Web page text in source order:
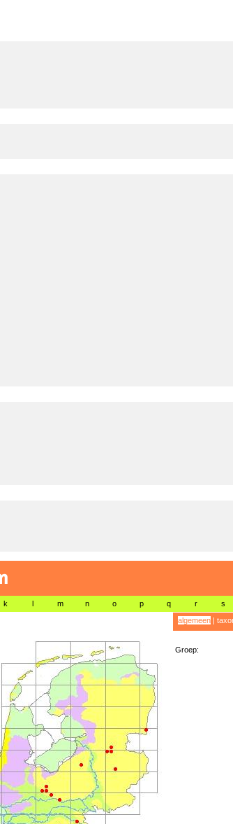
k l m n o p q r s
algemeen|
Groep: